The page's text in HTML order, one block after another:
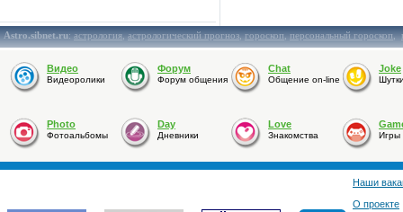
Astro.sibnet.ru:астрология,астрологический прогноз,гороскоп,персональный гороскоп,
Видео
Видеоролики
Форум
Форум общения
Chat
Общение on-line
Joke
Photo
Фотоальбомы
Day
Дневники
Love
Знакомства Игры
Наши
О проекте